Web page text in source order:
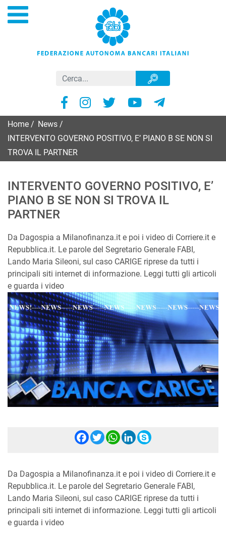
Home News
INTERVENTO GOVERNO POSITIVO, E’ PIANO B SE NON SI
TROVA IL PARTNER
INTERVENTO GOVERNO POSITIVO, E’
PIANO B SE NON SI TROVA IL
PARTNER
Da Dagospia a Milanofinanza.it e poi i video di Corriere.it e
Repubblica.it. Le parole del Segretario Generale FABI,
Lando Maria Sileoni, sul caso CARIGE riprese da tutti i
principali siti internet di informazione. Leggi tutti gli articoli
e guarda i video
Facebook
Twitter
WhatsApp
LinkedIn
Skype
Da Dagospia a Milanofinanza.it e poi i video di Corriere.it e
Repubblica.it. Le parole del Segretario Generale FABI,
Lando Maria Sileoni, sul caso CARIGE riprese da tutti i
principali siti internet di informazione. Leggi tutti gli articoli
e guarda i video